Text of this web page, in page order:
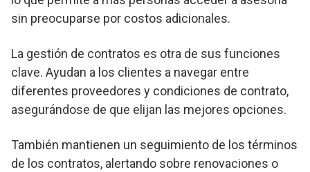
sin preocuparse por costos adicionales.
La gestión de contratos es otra de sus funciones
clave. Ayudan a los clientes a navegar entre
diferentes proveedores y condiciones de contrato,
asegurándose de que elijan las mejores opciones.
También mantienen un seguimiento de los términos
de los contratos, alertando sobre renovaciones o